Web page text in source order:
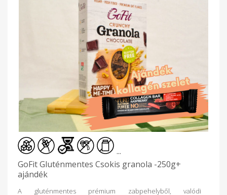
...
GoFit Gluténmentes Csokis granola -250g+
ajándék
A gluténmentes prémium zabpehelyből, valódi